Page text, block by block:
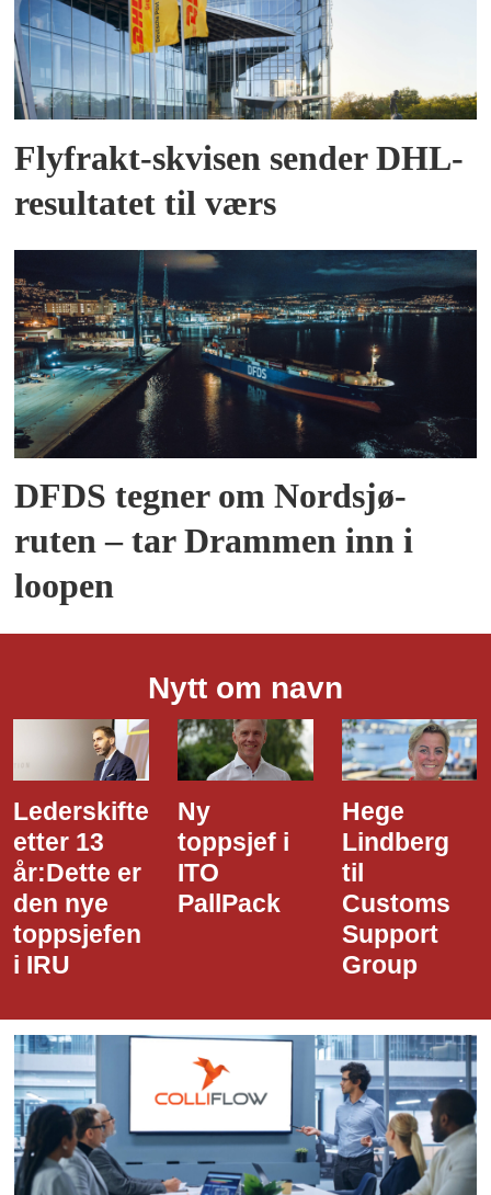
Flyfrakt-skvisen sender DHL-
resultatet til værs
DFDS tegner om Nordsjø-
ruten – tar Drammen inn i
loopen
Nytt om navn
Ny
toppsjef i
ITO
PallPack
Hege
Lindberg
til
Customs
Dette er
den nye
i Narvik
Havn